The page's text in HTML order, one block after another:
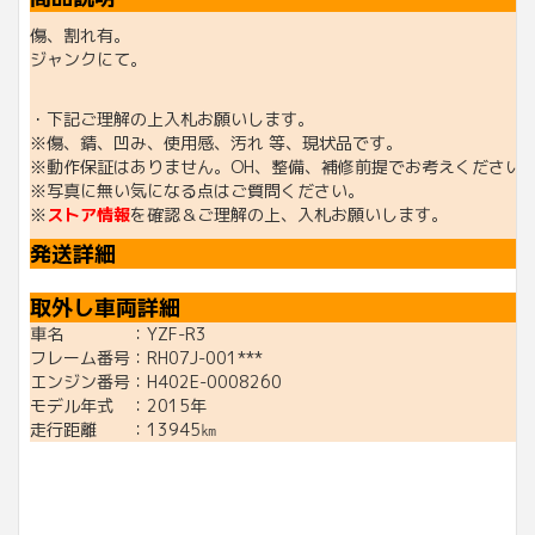
傷、割れ有。
ジャンクにて。
・下記ご理解の上入札お願いします。
※傷、錆、凹み、使用感、汚れ 等、現状品です。
※動作保証はありません。OH、整備、補修前提でお考えください
※写真に無い気になる点はご質問ください。
※ストア情報を確認＆ご理解の上、入札お願いします。
発送詳細
取外し車両詳細
車名 ：YZF-R3
フレーム番号：RH07J-001***
エンジン番号：H402E-0008260
モデル年式 ：2015年
走行距離 ：13945㎞